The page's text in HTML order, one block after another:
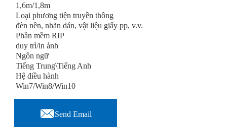
1,6m/1,8m
Loại phương tiện truyền thông
đèn nền, nhãn dán, vật liệu giấy pp, v.v.
Phần mềm RIP
duy trì/in ảnh
Ngôn ngữ
Tiếng Trung\Tiếng Anh
Hệ điều hành
Win7/Win8/Win10
Send Email